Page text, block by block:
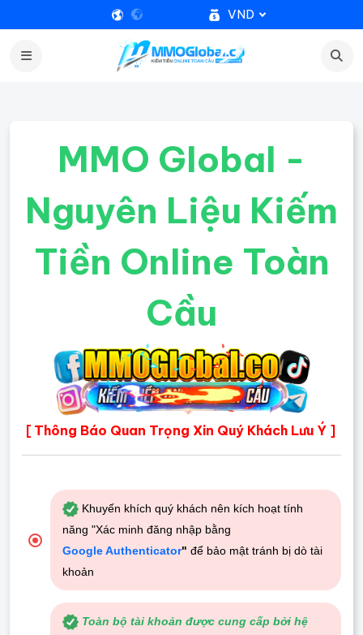
VND
MMO Global -
Nguyên Liệu Kiếm
Tiền Online Toàn
Cầu
[ Thông Báo Quan Trọng Xin Quý Khách Lưu Ý ]
Khuyến khích quý khách nên kích hoạt tính
năng "Xác minh đăng nhập bằng
Google Authenticator" để bảo mật tránh bị dò tài
khoản
Toàn bộ tài khoản được cung cấp bởi hệ